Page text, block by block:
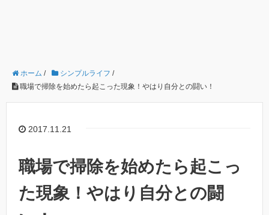
ホーム / シンプルライフ /
職場で掃除を始めたら起こった現象！やはり自分との闘い！
2017.11.21
職場で掃除を始めたら起こっ
た現象！やはり自分との闘